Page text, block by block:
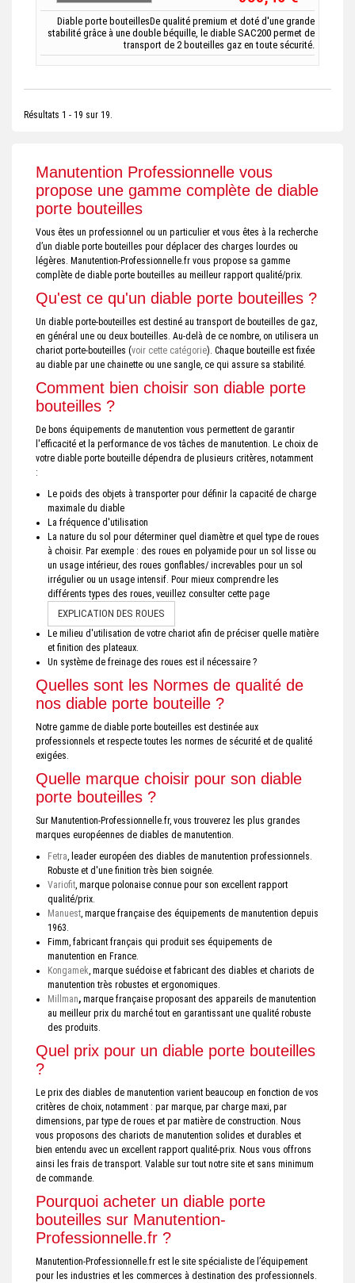
Diable porte bouteillesDe qualité premium et doté d'une grande
stabilité grâce à une double béquille, le diable SAC200 permet de
transport de 2 bouteilles gaz en toute sécurité.
Résultats 1 - 19 sur 19.
Manutention Professionnelle vous
propose une gamme complète de diable
porte bouteilles
Vous êtes un professionnel ou un particulier et vous êtes à la recherche
d’un diable porte bouteilles pour déplacer des charges lourdes ou
légères. Manutention-Professionnelle.fr vous propose sa gamme
complète de diable porte bouteilles au meilleur rapport qualité/prix.
Qu'est ce qu'un diable porte bouteilles ?
Un diable porte-bouteilles est destiné au transport de bouteilles de gaz,
en général une ou deux bouteilles. Au-delà de ce nombre, on utilisera un
chariot porte-bouteilles (voir cette catégorie). Chaque bouteille est fixée
au diable par une chainette ou une sangle, ce qui assure sa stabilité.
Comment bien choisir son diable porte
bouteilles ?
De bons équipements de manutention vous permettent de garantir
l'efficacité et la performance de vos tâches de manutention. Le choix de
votre diable porte bouteille dépendra de plusieurs critères, notamment
:
Le poids des objets à transporter pour définir la capacité de charge
maximale du diable
La fréquence d'utilisation
La nature du sol pour déterminer quel diamètre et quel type de roues
à choisir. Par exemple : des roues en polyamide pour un sol lisse ou
un usage intérieur, des roues gonflables/ increvables pour un sol
irrégulier ou un usage intensif. Pour mieux comprendre les
différents types des roues, veuillez consulter cette page
EXPLICATION DES ROUES
Le milieu d'utilisation de votre chariot afin de préciser quelle matière
et finition des plateaux.
Un système de freinage des roues est il nécessaire ?
Quelles sont les Normes de qualité de
nos diable porte bouteille ?
Notre gamme de diable porte bouteilles est destinée aux
professionnels et respecte toutes les normes de sécurité et de qualité
exigées.
Quelle marque choisir pour son diable
porte bouteilles ?
Sur Manutention-Professionnelle.fr, vous trouverez les plus grandes
marques européennes de diables de manutention.
Fetra, leader européen des diables de manutention professionnels.
Robuste et d'une finition très bien soignée.
Variofit, marque polonaise connue pour son excellent rapport
qualité/prix.
Manuest, marque française des équipements de manutention depuis
1963.
Fimm, fabricant français qui produit ses équipements de
manutention en France.
Kongamek, marque suédoise et fabricant des diables et chariots de
manutention très robustes et ergonomiques.
Millman, marque française proposant des appareils de manutention
au meilleur prix du marché tout en garantissant une qualité robuste
des produits.
Quel prix pour un diable porte bouteilles
?
Le prix des diables de manutention varient beaucoup en fonction de vos
critères de choix, notamment : par marque, par charge maxi, par
dimensions, par type de roues et par matière de construction. Nous
vous proposons des chariots de manutention solides et durables et
bien entendu avec un excellent rapport qualité-prix. Nous vous offrons
ainsi les frais de transport. Valable sur tout notre site et sans minimum
de commande.
Pourquoi acheter un diable porte
bouteilles sur Manutention-
Professionnelle.fr ?
Manutention-Professionnelle.fr est le site spécialiste de l’équipement
pour les industries et les commerces à destination des professionnels.